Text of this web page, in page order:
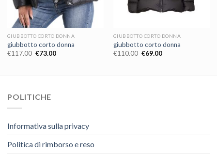
GIUBBOTTO CORTO DONNA
giubbotto corto donna
€117.00 €73.00
GIUBBOTTO CORTO DONNA
giubbotto corto donna
€110.00 €69.00
POLITICHE
Informativa sulla privacy
Politica di rimborso e reso